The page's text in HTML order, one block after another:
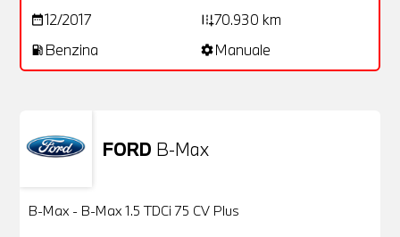
date_range12/2017 add_road70.930 km
local_gas_station Benzina settingsManuale
FORD B-Max
B-Max - B-Max 1.5 TDCi 75 CV Plus